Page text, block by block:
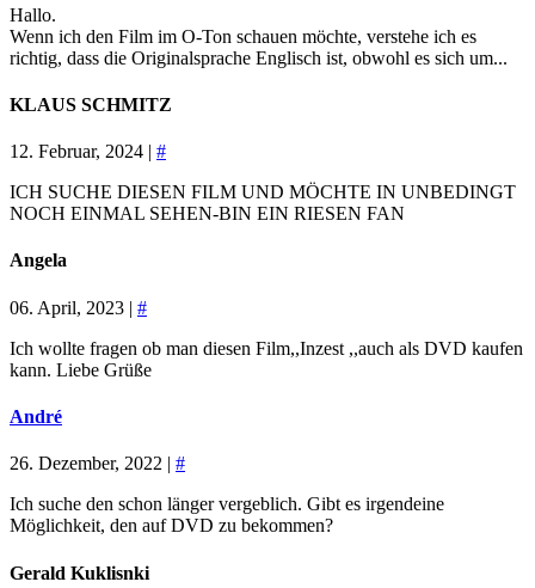
Hallo.
Wenn ich den Film im O-Ton schauen möchte, verstehe ich es
richtig, dass die Originalsprache Englisch ist, obwohl es sich um...
KLAUS SCHMITZ
12. Februar, 2024 | #
ICH SUCHE DIESEN FILM UND MÖCHTE IN UNBEDINGT
NOCH EINMAL SEHEN-BIN EIN RIESEN FAN
Angela
06. April, 2023 | #
Ich wollte fragen ob man diesen Film,,Inzest ,,auch als DVD kaufen
kann. Liebe Grüße
André
26. Dezember, 2022 | #
Ich suche den schon länger vergeblich. Gibt es irgendeine
Möglichkeit, den auf DVD zu bekommen?
Gerald Kuklisnki